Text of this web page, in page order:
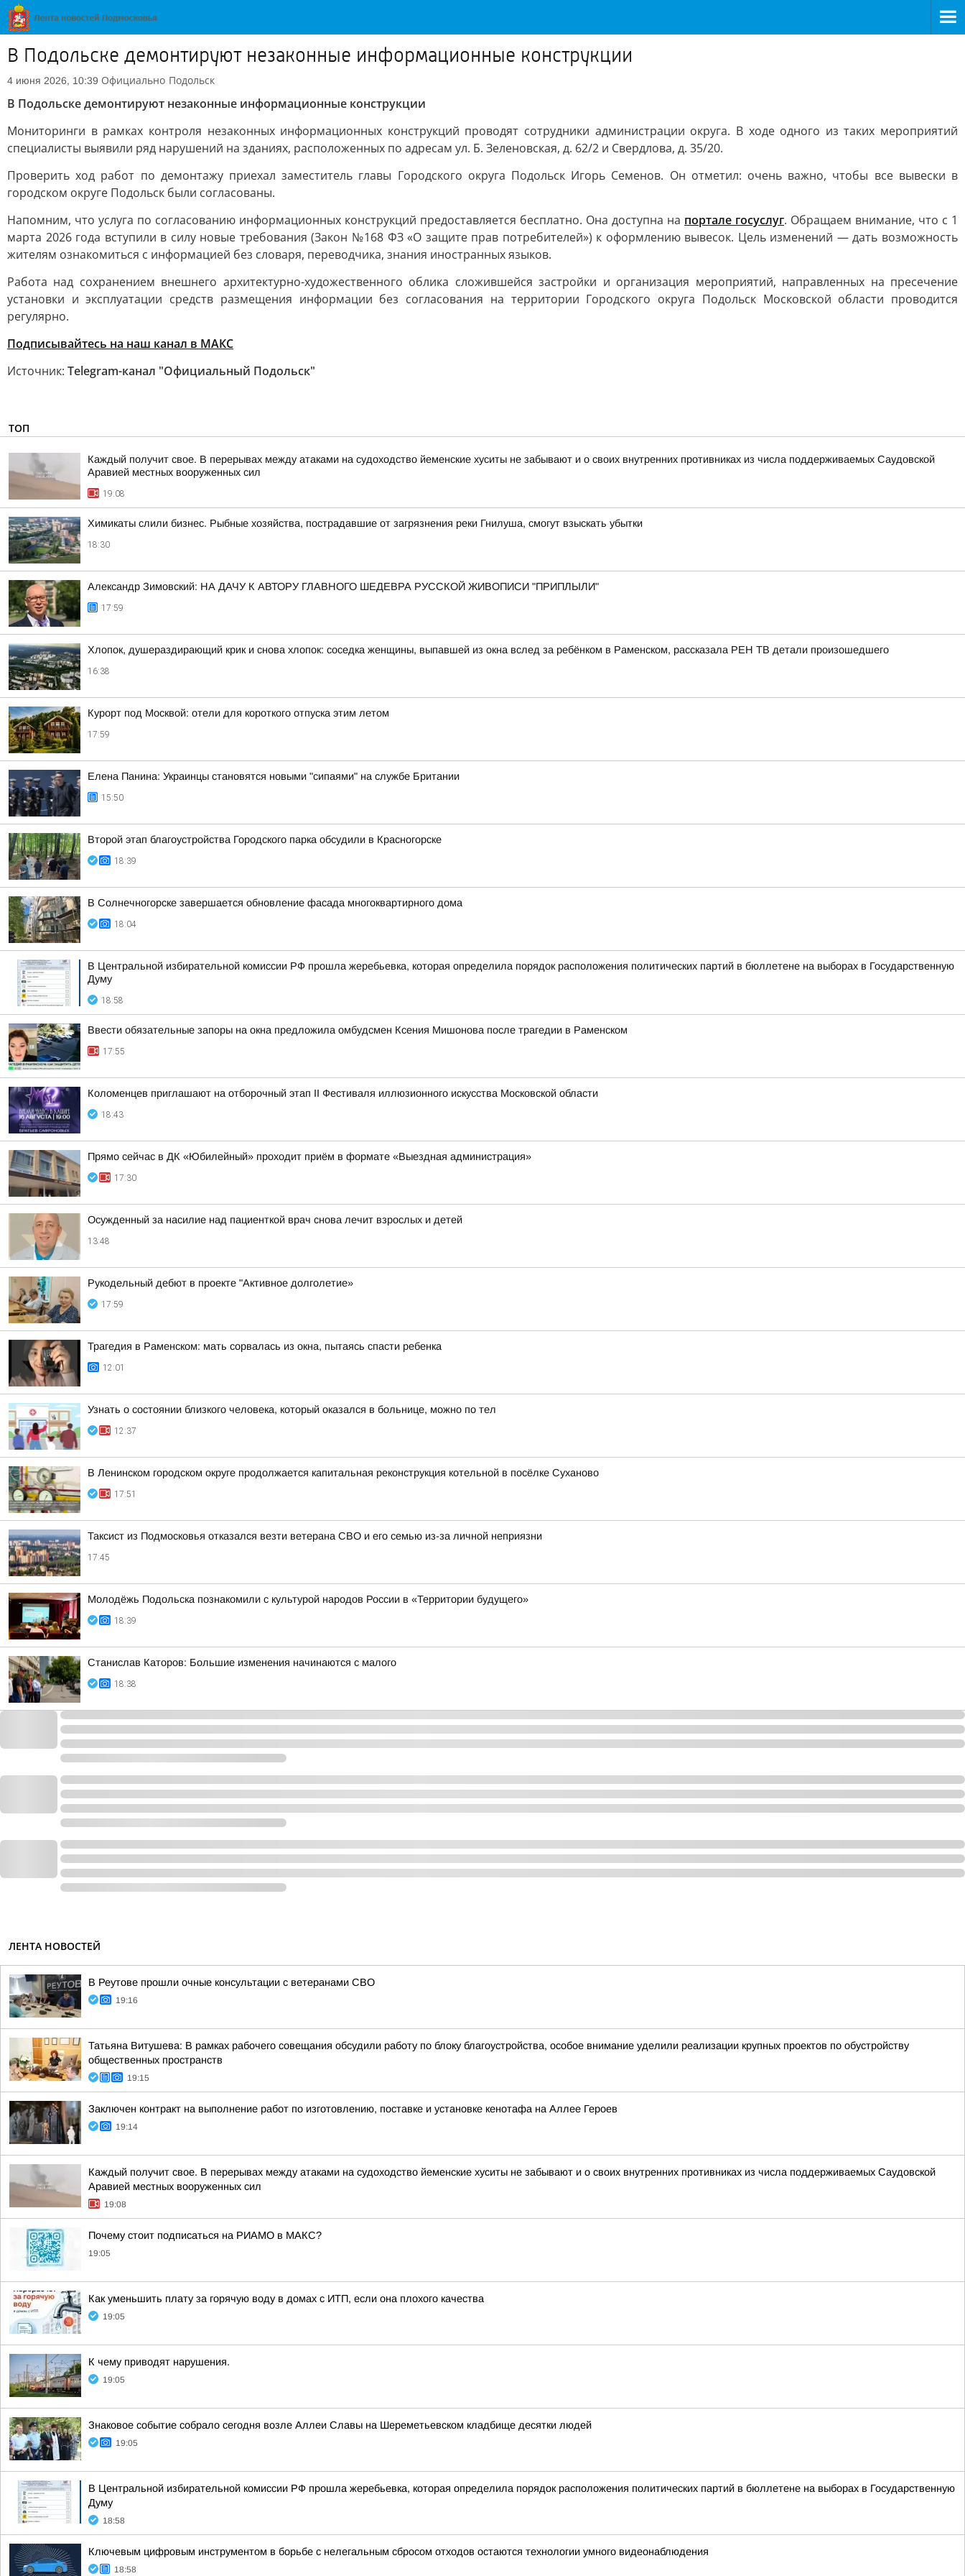
В Подольске демонтируют незаконные информационные конструкции
4 июня 2026, 10:39 Официально Подольск
В Подольске демонтируют незаконные информационные конструкции
Мониторинги в рамках контроля незаконных информационных конструкций проводят сотрудники администрации округа. В ходе одного из таких мероприятий
специалисты выявили ряд нарушений на зданиях, расположенных по адресам ул. Б. Зеленовская, д. 62/2 и Свердлова, д. 35/20.
Проверить ход работ по демонтажу приехал заместитель главы Городского округа Подольск Игорь Семенов. Он отметил: очень важно, чтобы все вывески в
городском округе Подольск были согласованы.
Напомним, что услуга по согласованию информационных конструкций предоставляется бесплатно. Она доступна на портале госуслуг. Обращаем внимание, что с 1
марта 2026 года вступили в силу новые требования (Закон №168 ФЗ «О защите прав потребителей») к оформлению вывесок. Цель изменений — дать возможность
жителям ознакомиться с информацией без словаря, переводчика, знания иностранных языков.
Работа над сохранением внешнего архитектурно-художественного облика сложившейся застройки и организация мероприятий, направленных на пресечение
установки и эксплуатации средств размещения информации без согласования на территории Городского округа Подольск Московской области проводится
регулярно.
Подписывайтесь на наш канал в МАКС
Источник: Telegram-канал "Официальный Подольск"
ТОП
Каждый получит свое. В перерывах между атаками на судоходство йеменские хуситы не забывают и о своих внутренних противниках из числа поддерживаемых Саудовской
Аравией местных вооруженных сил
19:08
Химикаты слили бизнес. Рыбные хозяйства, пострадавшие от загрязнения реки Гнилуша, смогут взыскать убытки
18:30
Александр Зимовский: НА ДАЧУ К АВТОРУ ГЛАВНОГО ШЕДЕВРА РУССКОЙ ЖИВОПИСИ "ПРИПЛЫЛИ"
17:59
Хлопок, душераздирающий крик и снова хлопок: соседка женщины, выпавшей из окна вслед за ребёнком в Раменском, рассказала РЕН ТВ детали произошедшего
16:38
Курорт под Москвой: отели для короткого отпуска этим летом
17:59
Елена Панина: Украинцы становятся новыми "сипаями" на службе Британии
15:50
Второй этап благоустройства Городского парка обсудили в Красногорске
18:39
В Солнечногорске завершается обновление фасада многоквартирного дома
18:04
В Центральной избирательной комиссии РФ прошла жеребьевка, которая определила порядок расположения политических партий в бюллетене на выборах в Государственную
Думу
18:58
Ввести обязательные запоры на окна предложила омбудсмен Ксения Мишонова после трагедии в Раменском
17:55
Коломенцев приглашают на отборочный этап II Фестиваля иллюзионного искусства Московской области
18:43
Прямо сейчас в ДК «Юбилейный» проходит приём в формате «Выездная администрация»
17:30
Осужденный за насилие над пациенткой врач снова лечит взрослых и детей
13:48
Рукодельный дебют в проекте "Активное долголетие»
17:59
Трагедия в Раменском: мать сорвалась из окна, пытаясь спасти ребенка
12:01
Узнать о состоянии близкого человека, который оказался в больнице, можно по тел
12:37
В Ленинском городском округе продолжается капитальная реконструкция котельной в посёлке Суханово
17:51
Таксист из Подмосковья отказался везти ветерана СВО и его семью из-за личной неприязни
17:45
Молодёжь Подольска познакомили с культурой народов России в «Территории будущего»
18:39
Станислав Каторов: Большие изменения начинаются с малого
18:38
ЛЕНТА НОВОСТЕЙ
В Реутове прошли очные консультации с ветеранами СВО
19:16
Татьяна Витушева: В рамках рабочего совещания обсудили работу по блоку благоустройства, особое внимание уделили реализации крупных проектов по обустройству
общественных пространств
19:15
Заключен контракт на выполнение работ по изготовлению, поставке и установке кенотафа на Аллее Героев
19:14
Каждый получит свое. В перерывах между атаками на судоходство йеменские хуситы не забывают и о своих внутренних противниках из числа поддерживаемых Саудовской
Аравией местных вооруженных сил
19:08
Почему стоит подписаться на РИАМО в МАКС?
19:05
Как уменьшить плату за горячую воду в домах с ИТП, если она плохого качества
19:05
К чему приводят нарушения.
19:05
Знаковое событие собрало сегодня возле Аллеи Славы на Шереметьевском кладбище десятки людей
19:05
В Центральной избирательной комиссии РФ прошла жеребьевка, которая определила порядок расположения политических партий в бюллетене на выборах в Государственную
Думу
18:58
Ключевым цифровым инструментом в борьбе с нелегальным сбросом отходов остаются технологии умного видеонаблюдения
18:58